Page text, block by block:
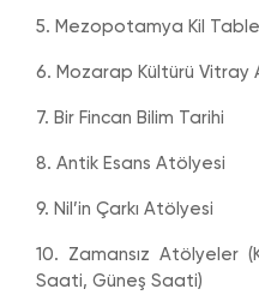
5. Mezopotamya Kil
6. Mozarap Kültürü Vitray
7. Bir Fincan Bilim Tarihi
8. Antik Esans Atölyesi
9. Nil’in Çarkı Atölyesi
10. Zamansız Atölyeler
Saati, Güneş Saati)